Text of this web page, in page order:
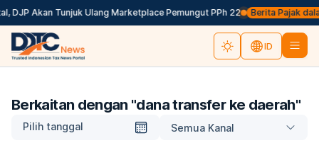
DJP Akan Tunjuk Ulang Marketplace Pemungut PPh 22 Berita Pajak
ID
Berkaitan dengan "dana transfer ke daerah"
Pilih tanggal Semua Kanal